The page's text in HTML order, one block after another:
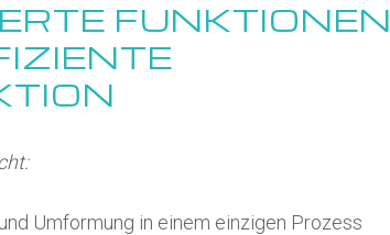
FUNKTIONEN
Umformung in einem einzigen Prozess